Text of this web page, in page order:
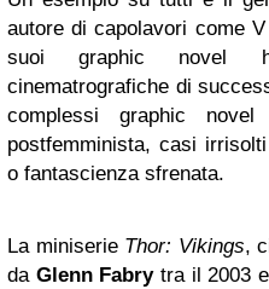
autore di capolavori come V
suoi graphic novel
cinematrografiche di
complessi graphic
postfemminista, casi
o fantascienza sfrenata.
La miniserie Thor: Vikings,
da Glenn Fabrytra il 2003